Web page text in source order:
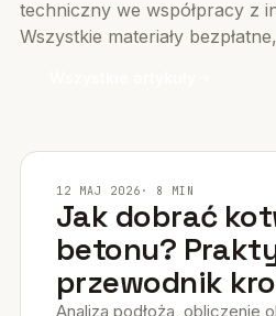
techniczny we współpracy z
Wszystkie materiały
12 MAJ 2026 · 8 MIN
Jak dobrać
betonu?
przewodnik
Analiza podłoża, obliczenie